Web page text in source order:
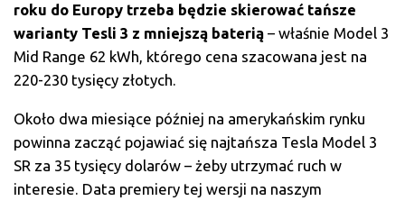
roku do Europy trzeba będzie skierować tańsze
warianty Tesli 3 z mniejszą baterią – właśnie Model 3
Mid Range 62 kWh, którego cena szacowana jest na
220-230 tysięcy złotych.
Około dwa miesiące później na amerykańskim rynku
powinna zacząć pojawiać się najtańsza Tesla Model 3
SR za 35 tysięcy dolarów – żeby utrzymać ruch w
interesie. Data premiery tej wersji na naszym